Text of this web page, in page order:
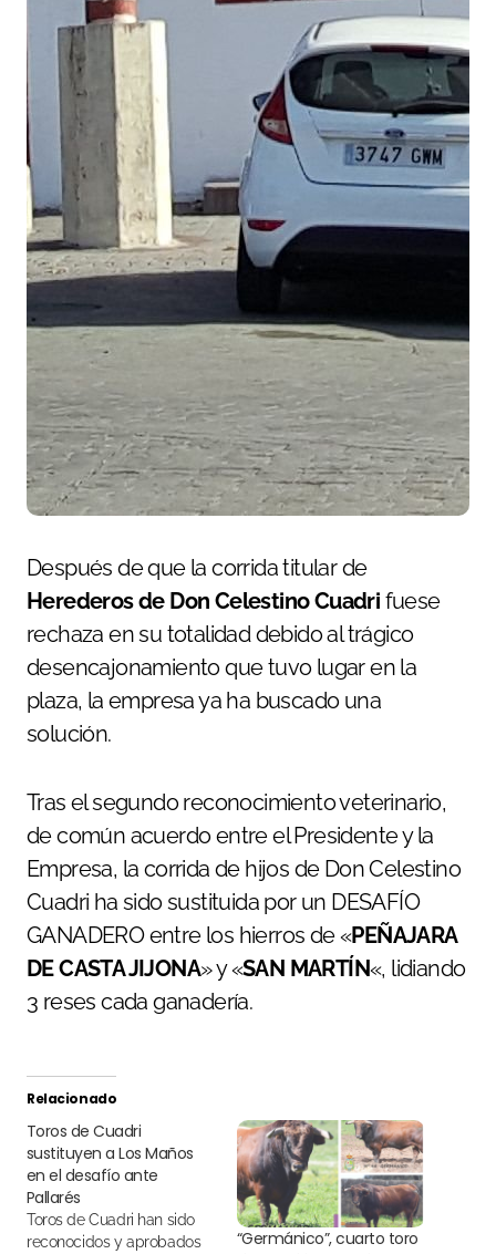
Después de que la corrida titular de
Herederos de Don Celestino Cuadri fuese
rechaza en su totalidad debido al trágico
desencajonamiento que tuvo lugar en la
plaza, la empresa ya ha buscado una
solución.
Tras el segundo reconocimiento veterinario,
de común acuerdo entre el Presidente y la
Empresa, la corrida de hijos de Don Celestino
Cuadri ha sido sustituida por un DESAFÍO
GANADERO entre los hierros de «PEÑAJARA
DE CASTA JIJONA» y «SAN MARTÍN«, lidiando
3 reses cada ganadería.
Relacionado
Toros de Cuadri
sustituyen a Los Maños
en el desafío ante
Pallarés
Toros de Cuadri han sido
reconocidos y aprobados
“Germánico”, cuarto toro